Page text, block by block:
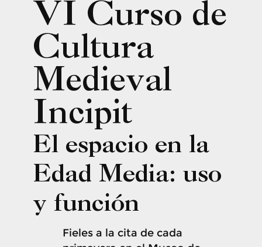
VI Curso de
Cultura
Medieval
Incipit
El espacio en la
Edad Media: uso
y función
Fieles a la cita de cada